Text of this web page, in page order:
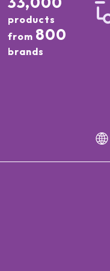
products
from 800
brands